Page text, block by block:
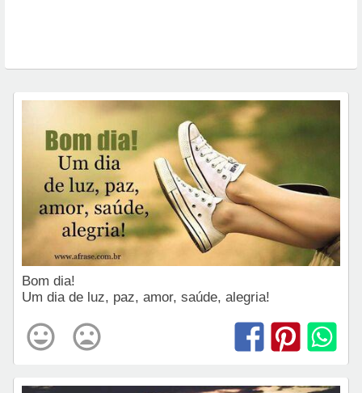
Bom dia!
Um dia de luz, paz, amor, saúde, alegria!